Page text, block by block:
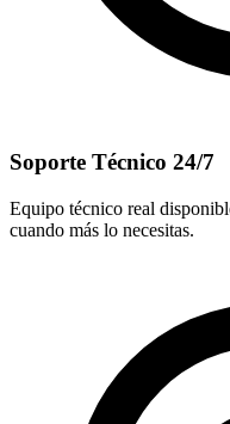
Soporte Técnico 24/7
Equipo técnico real
cuando más lo necesitas.